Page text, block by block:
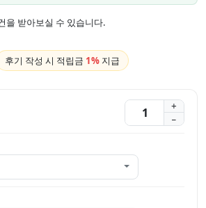
을 받아보실 수 있습니다.
후기 작성 시 적립금 1% 지급